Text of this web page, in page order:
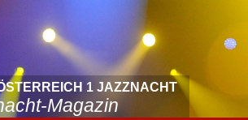
1 JAZZNACHT
Magazin